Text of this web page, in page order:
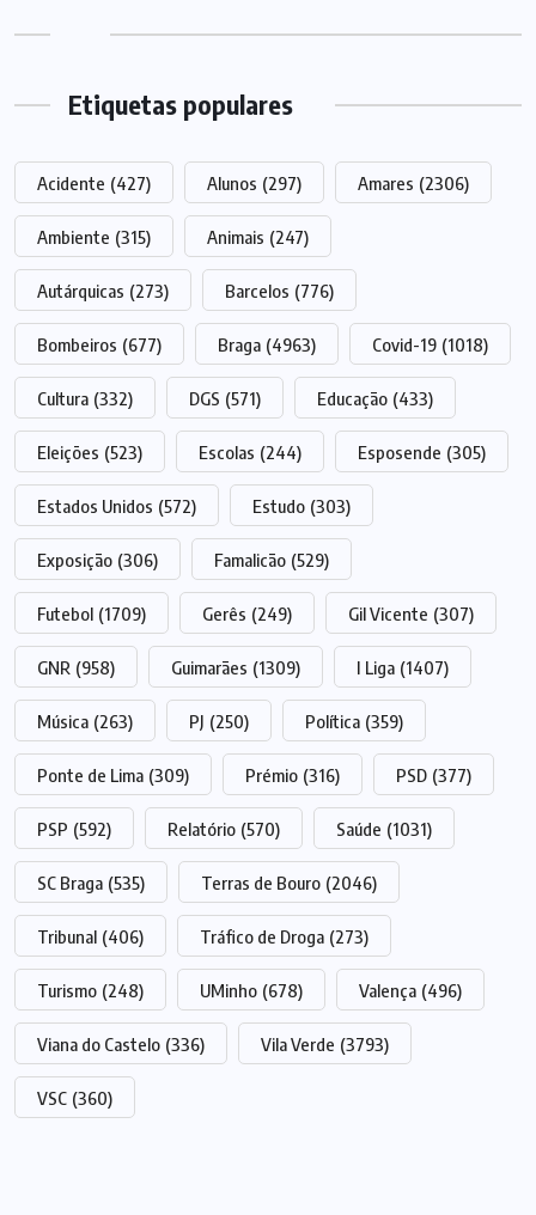
Etiquetas populares
Acidente (427) Alunos (297) Amares (2306)
Ambiente (315) Animais (247)
Autárquicas (273) Barcelos (776)
Bombeiros (677) Braga (4963) Covid-19 (1018)
Cultura (332) DGS (571) Educação (433)
Eleições (523) Escolas (244) Esposende (305)
Estados Unidos (572) Estudo (303)
Exposição (306) Famalicão (529)
Futebol (1709) Gerês (249) Gil Vicente (307)
GNR (958) Guimarães (1309) I Liga (1407)
Música (263) PJ (250) Política (359)
Ponte de Lima (309) Prémio (316) PSD (377)
PSP (592) Relatório (570) Saúde (1031)
SC Braga (535) Terras de Bouro (2046)
Tribunal (406) Tráfico de Droga (273)
Turismo (248) UMinho (678) Valença (496)
Viana do Castelo (336) Vila Verde (3793)
VSC (360)